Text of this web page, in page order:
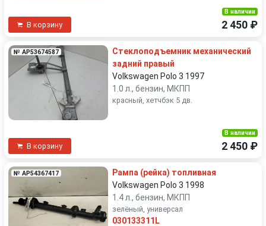
В корзину
В наличии
2 450 ₽
№ AP53674587
Стеклоподъемник механический
задний правый
Volkswagen Polo 3 1997
1.0 л., бензин, МКПП
красный, хетчбэк 5 дв.
В корзину
В наличии
2 450 ₽
№ AP54367417
Рампа (рейка) топливная
Volkswagen Polo 3 1998
1.4 л., бензин, МКПП
зелёный, универсал
030133311L